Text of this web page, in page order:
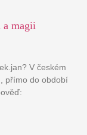
a magii
V českém
přímo do období